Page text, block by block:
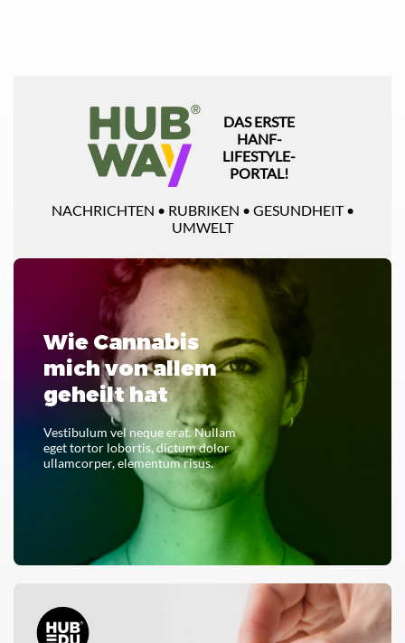
DAS ERSTE
HANF-
LIFESTYLE-
PORTAL!
NACHRICHTEN • RUBRIKEN • GESUNDHEIT •
UMWELT
Wie Cannabis
mich von allem
geheilt hat
Vestibulum vel neque erat. Nullam
eget tortor lobortis, dictum dolor
ullamcorper, elementum risus.
LESEN SIE DAS GANZE